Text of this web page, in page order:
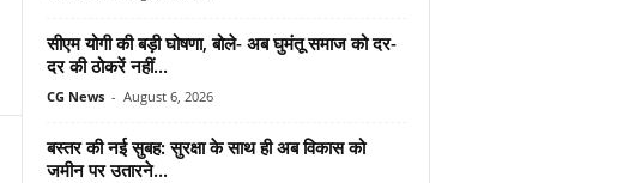
सीएम योगी की बड़ी घोषणा, बोले- अब घुमंतू समाज को दर-
दर की ठोकरें नहीं...
CG News - August 6, 2026
बस्तर की नई सुबह: सुरक्षा के साथ ही अब विकास को
जमीन पर उतारने...